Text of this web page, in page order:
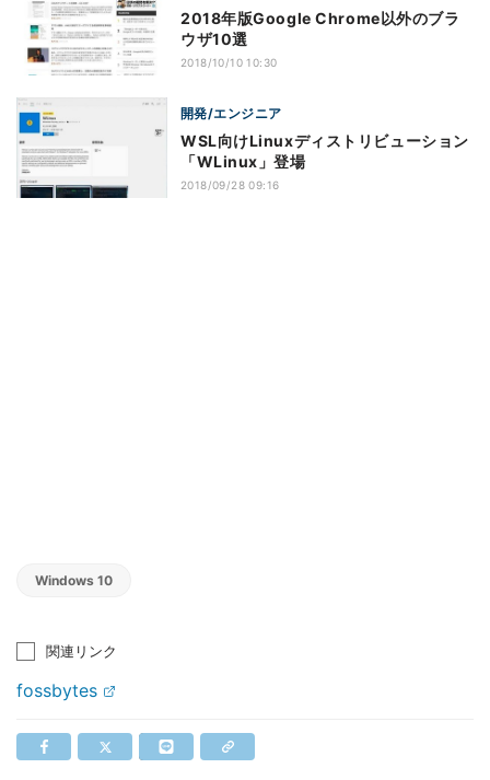
2018年版Google Chrome以外のブラ
ウザ10選
2018/10/10 10:30
開発/エンジニア
WSL向けLinuxディストリビューション
「WLinux」登場
2018/09/28 09:16
Windows 10
関連リンク
fossbytes